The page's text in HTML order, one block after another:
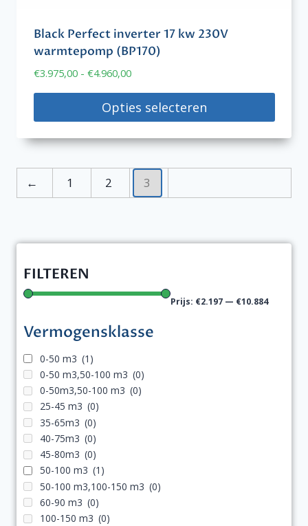
Black Perfect inverter 17 kw 230V
warmtepomp (BP170)
€3.975,00 - €4.960,00Prijsklasse:
tot
€4.960,00
Opties selecteren
product
heeft
meerdere
optie
gekozen
worden
de
productpagina
← 1 2 3
FILTEREN
Prijs: €2.197 — €10.884
Vermogensklasse
0-50 m3 (1)
0-50 m3,50-100 m3 (0)
0-50m3,50-100 m3 (0)
25-45 m3 (0)
35-65m3 (0)
40-75m3 (0)
45-80m3 (0)
50-100 m3 (1)
50-100 m3,100-150 m3 (0)
60-90 m3 (0)
100-150 m3 (0)